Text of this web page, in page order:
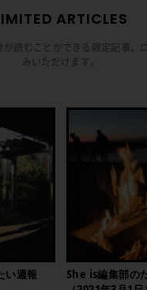
ARTICLES
読むことができる限定記事。
みいただけます。
い週報
She is編集部の